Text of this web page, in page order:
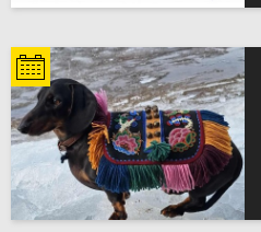
Terre-Neuve-et-Labrador
Territoires du Nord-Ouest
Nouvelle-Écosse
Nunavut
Ontario